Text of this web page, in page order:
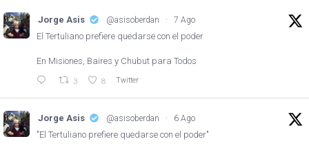
Jorge Asis @asisoberdan · 7 Ago
El Tertuliano prefiere quedarse con el poder
En Misiones, Baires y Chubut para Todos
3 8 Twitter
Jorge Asis @asisoberdan · 6 Ago
"El Tertuliano prefiere quedarse con el poder"